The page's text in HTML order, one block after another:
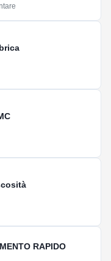
RAPIDO